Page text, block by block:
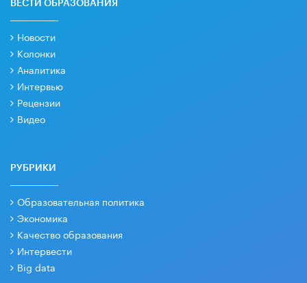
ВЕСТИ ОБРАЗОВАНИЯ
Новости
Колонки
Аналитика
Интервью
Рецензии
Видео
РУБРИКИ
Образовательная политика
Экономика
Качество образования
Интервести
Big data